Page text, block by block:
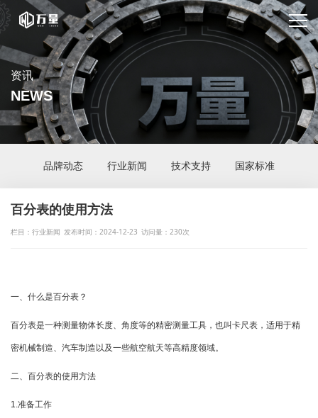
资讯
NEWS
品牌动态 行业新闻 技术支持 国家标准
百分表的使用方法
栏目：行业新闻 发布时间：2024-12-23 访问量：230次
一、什么是百分表？
百分表是一种测量物体长度、角度等的精密测量工具，也叫卡尺表，适用于精
密机械制造、汽车制造以及一些航空航天等高精度领域。
二、百分表的使用方法
1.准备工作